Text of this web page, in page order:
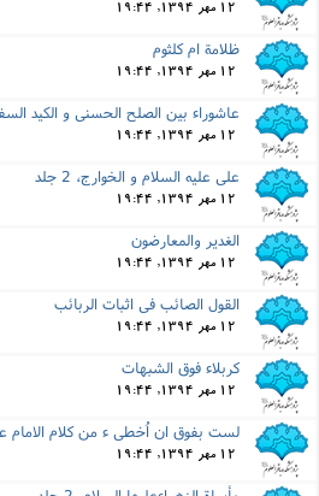
12 مهر 1394, 19:44
ظلامة ام کلثوم
12 مهر 1394, 19:44
عاشوراء بین الصلح الحسنى و الکید
12 مهر 1394, 19:44
على علیه السلام و الخوارج، 2 جلد
12 مهر 1394, 19:44
الغدیر والمعارضون
12 مهر 1394, 19:44
القول الصائب فى اثبات الربائب
12 مهر 1394, 19:44
کربلاء فوق الشبهات
12 مهر 1394, 19:44
لست بفوق ان اُخطى ء من کلام الامام
12 مهر 1394, 19:44